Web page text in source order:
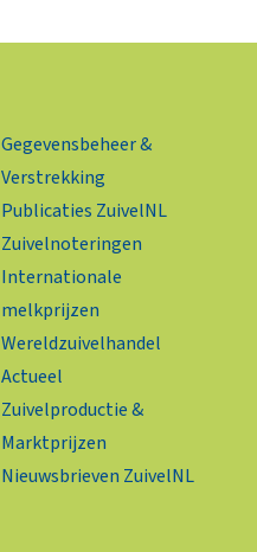
Gegevensbeheer &
Verstrekking
Publicaties ZuivelNL
Zuivelnoteringen
Internationale
melkprijzen
Wereldzuivelhandel
Actueel
Zuivelproductie &
Marktprijzen
Nieuwsbrieven ZuivelNL